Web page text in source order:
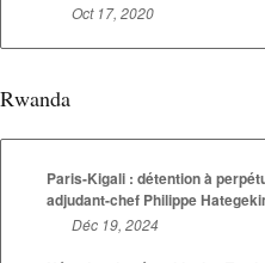
Oct 17, 2020
Rwanda
Paris-Kigali : détention à
adjudant-chef Philippe
Déc 19, 2024